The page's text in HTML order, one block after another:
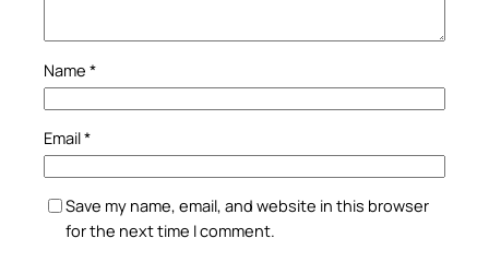
Name *
Email*
Save my name, email, and website in this browser
for the next time I comment.